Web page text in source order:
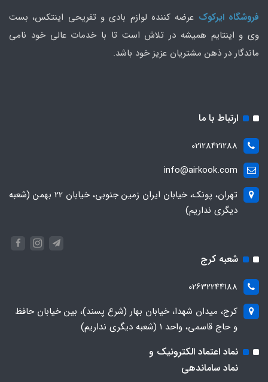
فروشگاه ایرکوک عرضه کننده لوازم بادی و تفریحی اینتکس، بست
وی و اینتایم همیشه در تلاش است تا با خدمات عالی خود نامی
ماندگار در ذهن مشتریان عزیز خود باشد.
ارتباط با ما
02128421288
info@airkook.com
تهران، پونک، خیابان ایران زمین جنوبی، خیابان 22 بهمن (شعبه
دیگری نداریم)
شعبه کرج
02632244188
کرج، میدان شهدا، خیابان بهار (شرع پسند)، بین خیابان حافظ
و حاج قاسمی، واحد ۱ (شعبه دیگری نداریم)
نماد اعتماد الکترونیک و
نماد ساماندهی